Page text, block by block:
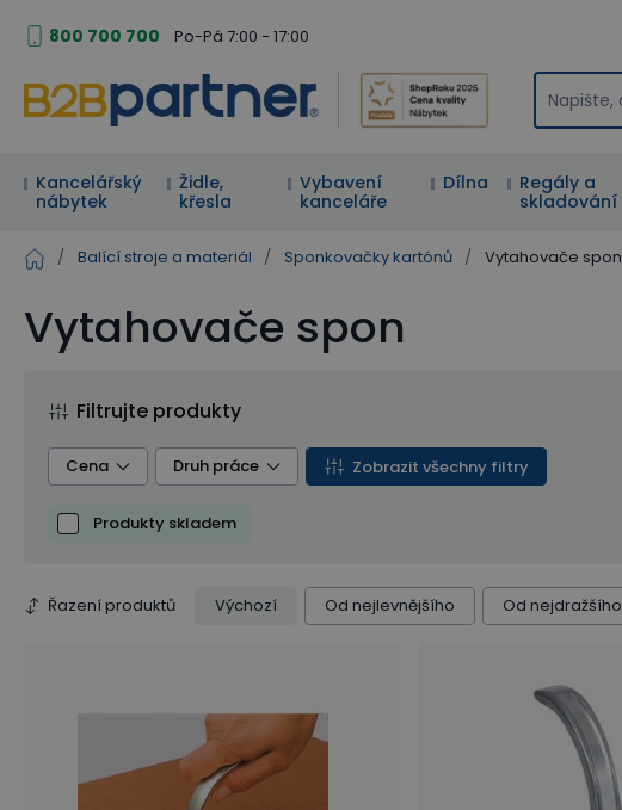
800 700 700 Po-Pá 7:00 - 17:00
Kancelářský
nábytek
Židle,
křesla
Vybavení
kanceláře
Dílna
Regály a
skladování
/ Balící stroje a materiál / Sponkovačky kartónů / Vytahovače spon
Vytahovače spon
Filtrujte produkty
Cena Druh práce Zobrazit všechny filtry
Produkty skladem
Řazení produktů Výchozí Od nejlevnějšího Od nejdražšího